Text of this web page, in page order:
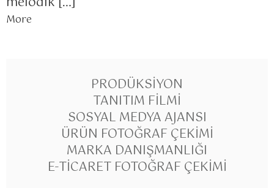
More
PRODÜKSIYON
TANITIM FILMI
SOSYAL MEDYA AJANSI
ÜRÜN FOTOĞRAF ÇEKIMI
MARKA DANIŞMANLIĞI
E-TICARET FOTOĞRAF ÇEKIMI